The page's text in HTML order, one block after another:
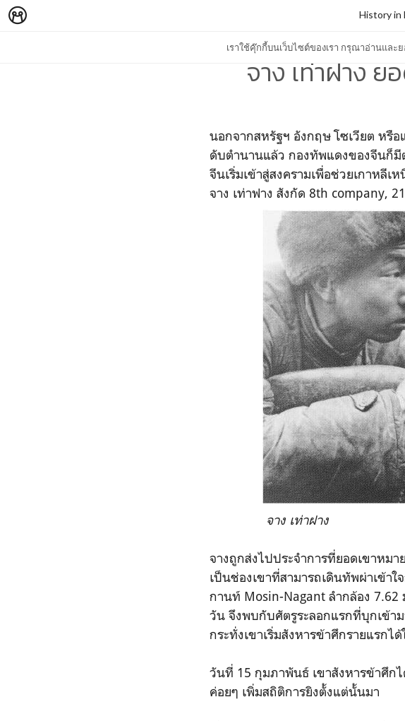
เราใช้คุ๊กกี้บนเว็บไซต์ของเรา กรุณาอ่านและ
History in
จาง เท่าฝาง
นอกจากสหรัฐฯ อังกฤษ โซเวียต หรื
ดับตำนานแล้ว กองทัพแดงของจีนก็มี
จีนเริ่มเข้าสู่สงครามเพื่อช่วยเกาหลีเ
จาง เท่าฟาง สังกัด 8th company,
จาง เท่าฝาง
จางถูกส่งไปประจำการที่ยอดเขาหมา
เป็นช่องเขาที่สามารถเดนทัพผ่าเข้าใ
กานท์ Mosin-Nagant ลำกล้อง 7.62
วัน จึงพบกับศัตรูระลอกแรกที่บุกเข้า
กระทั่งเขาเริ่มสังหารข้าศึกรายแรกไ
วันที่ 15 กุมภาพันธ์ เขาสังหารข้าศึก
ค่อยๆ เพิ่มสถิติการยิงตั้งแต่นั้นมา